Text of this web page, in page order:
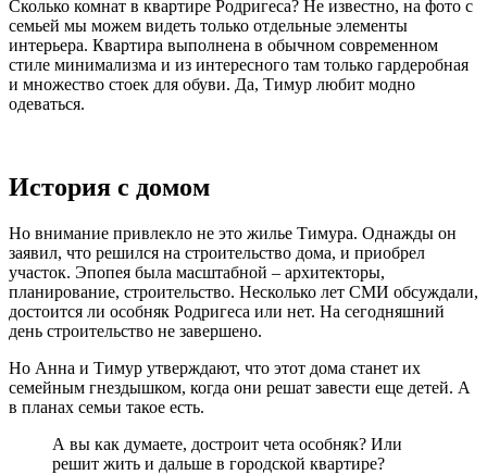
Сколько комнат в квартире Родригеса? Не известно, на фото с
семьей мы можем видеть только отдельные элементы
интерьера. Квартира выполнена в обычном современном
стиле минимализма и из интересного там только гардеробная
и множество стоек для обуви. Да, Тимур любит модно
одеваться.
История с домом
Но внимание привлекло не это жилье Тимура. Однажды он
заявил, что решился на строительство дома, и приобрел
участок. Эпопея была масштабной – архитекторы,
планирование, строительство. Несколько лет СМИ обсуждали,
достоится ли особняк Родригеса или нет. На сегодняшний
день строительство не завершено.
Но Анна и Тимур утверждают, что этот дома станет их
семейным гнездышком, когда они решат завести еще детей. А
в планах семьи такое есть.
А вы как думаете, достроит чета особняк? Или
решит жить и дальше в городской квартире?